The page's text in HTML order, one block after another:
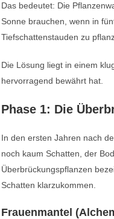
Das bedeutet: Die
Sonne brauchen, wenn in
Tiefschattenstauden zu
Die Lösung liegt in einem
hervorragend bewährt hat.
Phase 1: Die
In den ersten Jahren nach
noch kaum Schatten, der
Überbrückungspflanzen
Schatten klarzukommen.
Frauenmantel